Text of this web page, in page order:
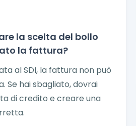
la scelta del bollo
la fattura?
al SDI, la fattura non può
Se hai sbagliato, dovrai
di credito e creare una